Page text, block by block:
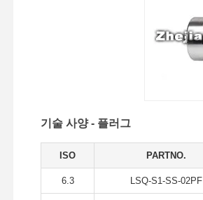
기술 사양 - 플러그
ISO PARTNO.
6.3 LSQ-S1-SS-02PF